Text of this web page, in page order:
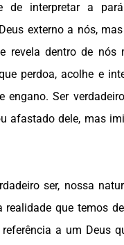
de interpretar a
externo a nós,
revela dentro de nós
perdoa, acolhe e
engano. Ser
afastado dele, mas
ser, nossa
realidade que temos
a um Deus